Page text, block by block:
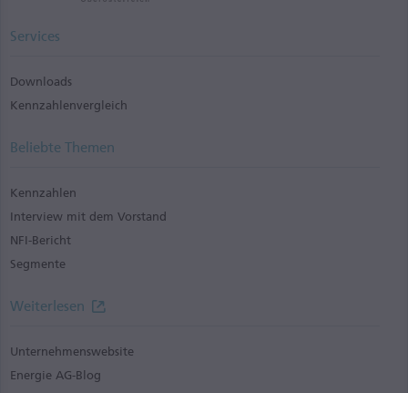
Services
Downloads
Kennzahlenvergleich
Beliebte Themen
Kennzahlen
Interview mit dem Vorstand
NFI-Bericht
Segmente
Weiterlesen
Unternehmenswebsite
Energie AG-Blog